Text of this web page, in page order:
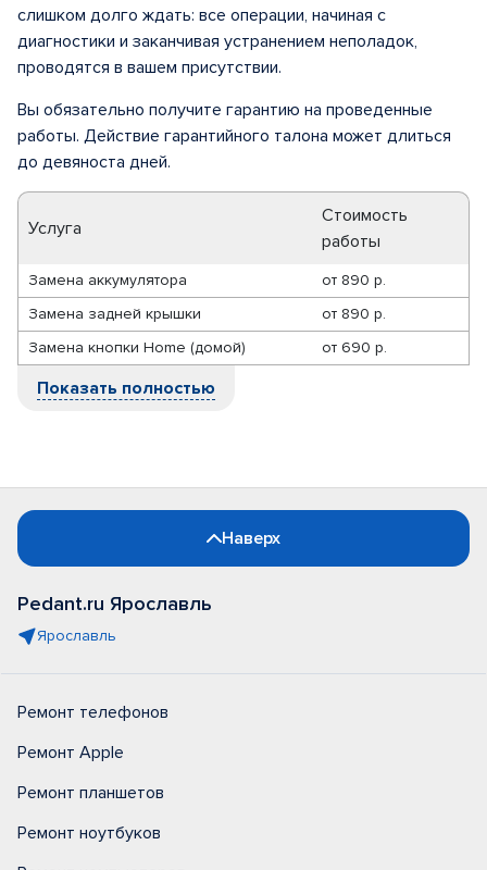
слишком долго ждать: все операции, начиная с
диагностики и заканчивая устранением неполадок,
проводятся в вашем присутствии.
Вы обязательно получите гарантию на проведенные
работы. Действие гарантийного талона может длиться
до девяноста дней.
Услуга
Стоимость
работы
Замена аккумулятора от 890 р.
Замена задней крышки
от 890 р.
Замена кнопки Home (домой)
от 690 р.
Показать полностью
Наверх
Pedant.ru Ярославль
Ярославль
Ремонт телефонов
Ремонт Apple
Ремонт планшетов
Ремонт ноутбуков